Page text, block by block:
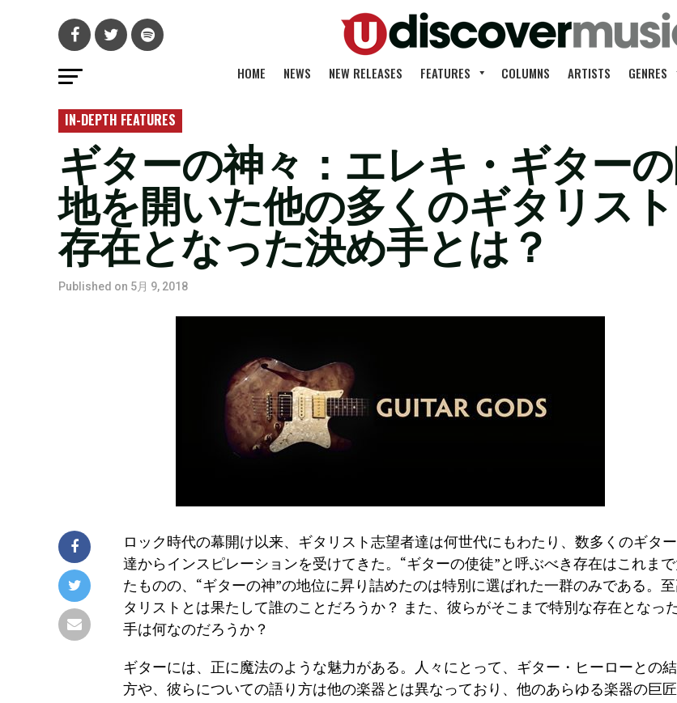
HOME NEWS NEW RELEASES FEATURES COLUMNS ARTISTS GENRES
IN-DEPTH FEATURES
ギターの神々：エレキ・ギター
地を開いた他の多くのギタリス
存在となった決め手とは？
Published on 5月 9, 2018
ロック時代の幕開け以来、ギタリスト志望者達は何世代にもわたり、数多くのギタ
達からインスピレーションを受けてきた。“ギターの使徒”と呼ぶべき存在はこれま
たものの、“ギターの神”の地位に昇り詰めたのは特別に選ばれた一群のみである。
タリストとは果たして誰のことだろうか？ また、彼らがそこまで特別な存在となっ
手は何なのだろうか？
ギターには、正に魔法のような魅力がある。人々にとって、ギター・ヒーローとの
方や、彼らについての語り方は他の楽器とは異なっており、他のあらゆる楽器の巨